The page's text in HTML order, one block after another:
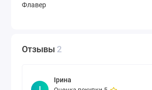
Флавер
Отзывы 2
Ірина